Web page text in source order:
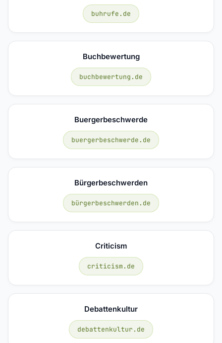
buhrufe.de
Buchbewertung
buchbewertung.de
Buergerbeschwerde
buergerbeschwerde.de
Bürgerbeschwerden
bürgerbeschwerden.de
Criticism
criticism.de
Debattenkultur
debattenkultur.de